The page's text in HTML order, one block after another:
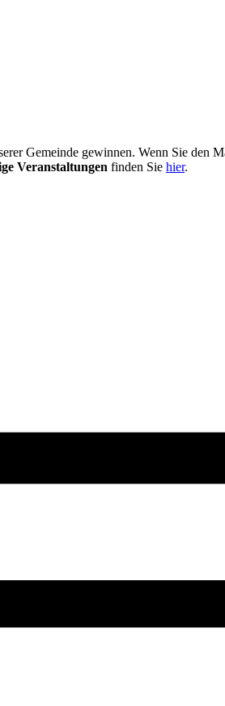
Gemeinde gewinnen. Wenn Sie den
Veranstaltungen finden Sie hier.